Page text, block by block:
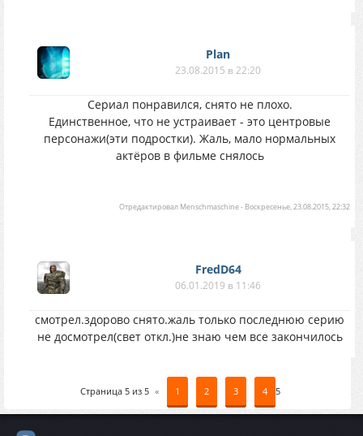
Plan
23.08.2015 в 22:20
Сериал понравился, снято не плохо.
Единственное, что не устраивает - это центровые
персонажи(эти подростки). Жаль, мало нормальных
актёров в фильме снялось
Отредактировал Menschmaschine- Воскресенье, 23.08.2015, 22:32
FredD64
06.01.2019 в 11:46
смотрел.здорово снято.жаль только последнюю серию
не досмотрел(свет откл.)не знаю чем все закончилось
Страница 5 из 5 « 1 2 3 4 5